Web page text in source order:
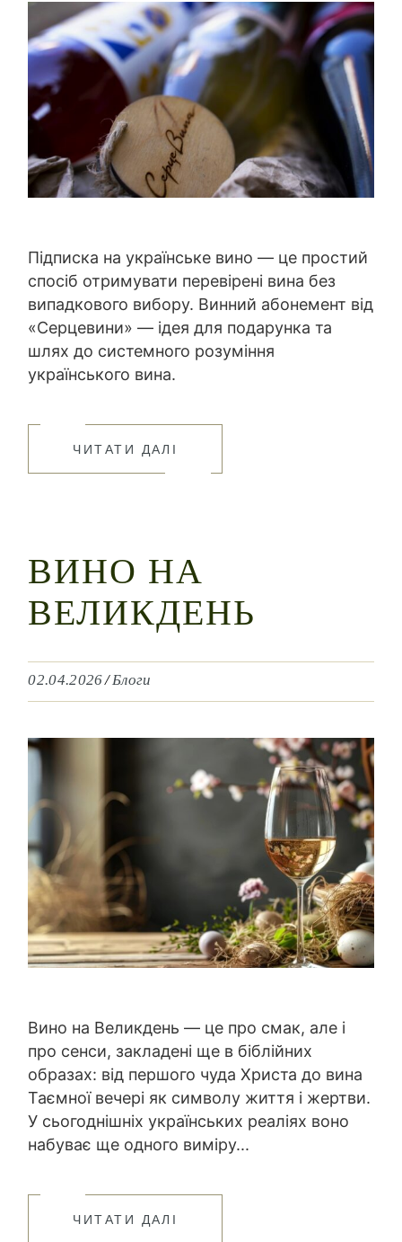
Підписка на українське вино — це простий
спосіб отримувати перевірені вина без
випадкового вибору. Винний абонемент від
«Серцевини» — ідея для подарунка та
шлях до системного розуміння
українського вина.
ЧИТАТИ ДАЛІ
ВИНО НА
ВЕЛИКДЕНЬ
02.04.2026 Блоги
Вино на Великдень — це про смак, але і
про сенси, закладені ще в біблійних
образах: від першого чуда Христа до вина
Таємної вечері як символу життя і жертви.
У сьогоднішніх українських реаліях воно
набуває ще одного виміру...
ЧИТАТИ ДАЛІ